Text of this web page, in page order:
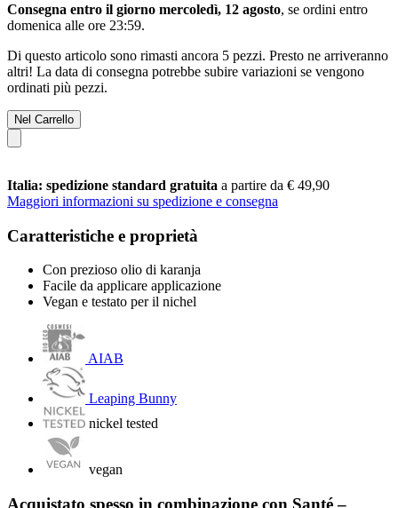
Consegna entro il giorno mercoledì, 12 agosto, se ordini entro
domenica alle ore 23:59.
Di questo articolo sono rimasti ancora 5 pezzi. Presto ne arriveranno
altri! La data di consegna potrebbe subire variazioni se vengono
ordinati più pezzi.
Nel Carrello
Italia: spedizione standard gratuita a partire da € 49,90
Maggiori informazioni su spedizione e consegna
Caratteristiche e proprietà
Con prezioso olio di karanja
Facile da applicare applicazione
Vegan e testato per il nichel
AIAB
Leaping Bunny
nickel tested
vegan
Acquistato spesso in combinazione con Santé –